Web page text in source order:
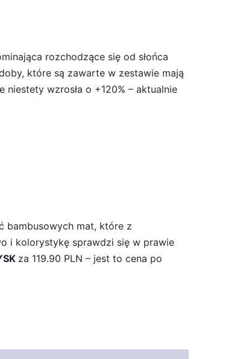
rozchodzące się od słońca
które są zawarte w zestawie mają
wzrosła o +120% – aktualnie
bambusowych mat, które z
i kolorystykę sprawdzi się w prawie
za 119.90 PLN – jest to cena po